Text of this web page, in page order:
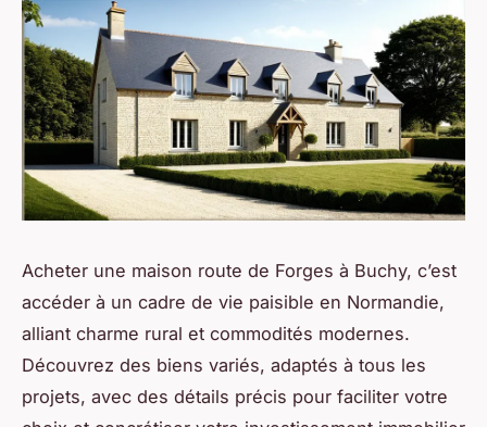
Acheter une maison route de Forges à Buchy, c’est
accéder à un cadre de vie paisible en Normandie,
alliant charme rural et commodités modernes.
Découvrez des biens variés, adaptés à tous les
projets, avec des détails précis pour faciliter votre